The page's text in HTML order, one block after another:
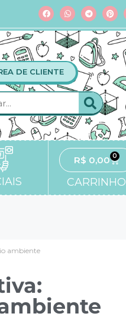
DE CLIENTE
R$ 0,00 0
CARRINHO
ambiente